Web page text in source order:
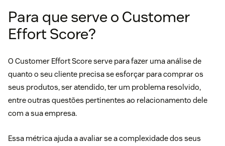
Para que serve o Customer
Effort Score?
O Customer Effort Score serve para fazer uma análise de
quanto o seu cliente precisa se esforçar para comprar os
seus produtos, ser atendido, ter um problema resolvido,
entre outras questões pertinentes ao relacionamento dele
com a sua empresa.
Essa métrica ajuda a avaliar se a complexidade dos seus